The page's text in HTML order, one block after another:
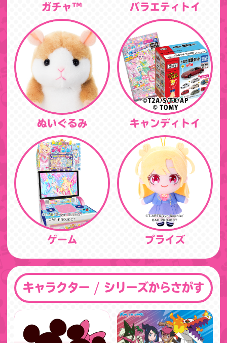
ガチャ™ バラエティトイ
ぬいぐるみ キャンディトイ
ゲーム プライズ
キャラクター / シリーズからさがす